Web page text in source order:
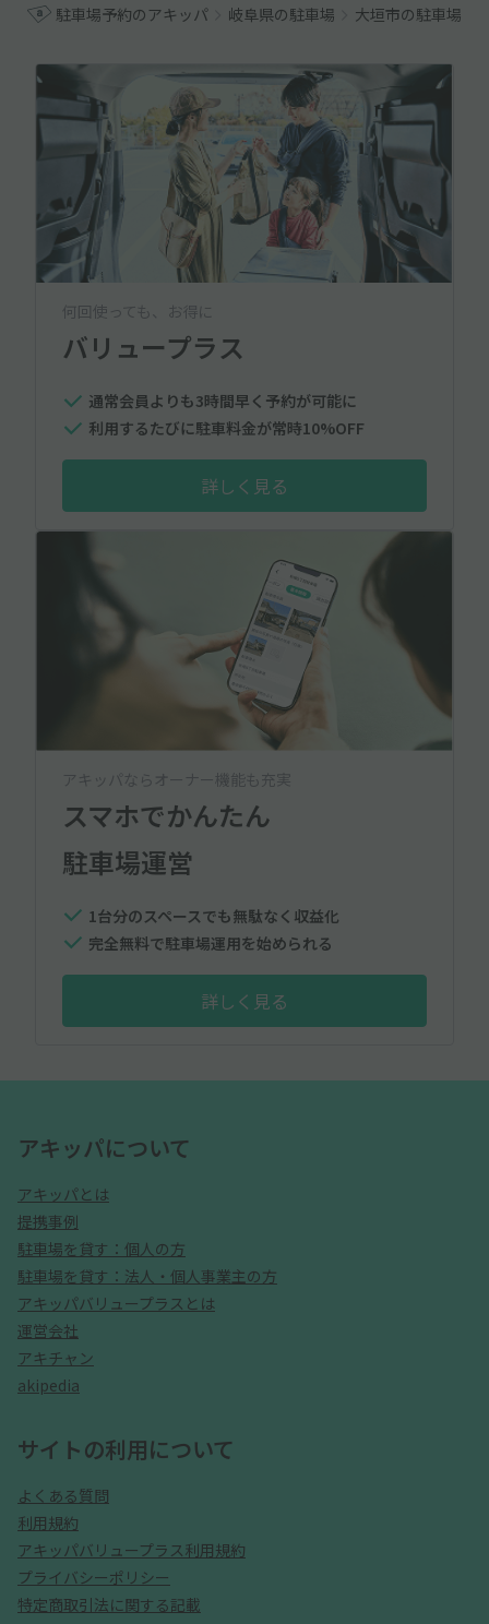
駐車場予約のアキッパ 岐阜県の駐車場 大垣市の駐車場
何回使っても、お得に
バリュープラス
通常会員よりも3時間早く予約が可能に
利用するたびに駐車料金が常時10%OFF
詳しく見る
アキッパならオーナー機能も充実
スマホでかんたん
駐車場運営
1台分のスペースでも無駄なく収益化
完全無料で駐車場運用を始められる
詳しく見る
アキッパについて
アキッパとは
提携事例
駐車場を貸す：個人の方
駐車場を貸す：法人・個人事業主の方
アキッパバリュープラスとは
運営会社
アキチャン
akipedia
サイトの利用について
よくある質問
利用規約
アキッパバリュープラス利用規約
プライバシーポリシー
特定商取引法に関する記載